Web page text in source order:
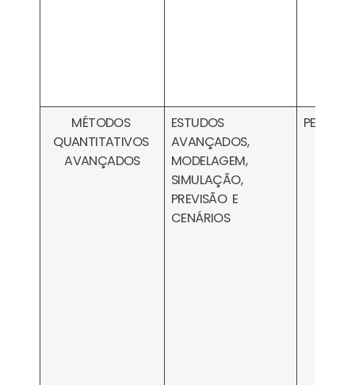
MÉTODOS
QUANTITATIVOS
AVANÇADOS
ESTUDOS
AVANÇADOS,
MODELAGEM,
SIMULAÇÃO,
PREVISÃO E
CENÁRIOS